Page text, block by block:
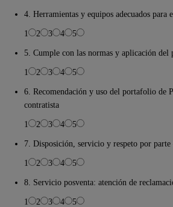
4. Herramientas y equipos adecuados para
1
2 3 4
5
5. Cumple con las normas y aplicación del
1
2 3 4
5
6. Recomendación y uso del portafolio de
contratista
1
2 3 4
5
7. Disposición, servicio y respeto por parte
1
2 3 4
5
8. Servicio posventa: atención de
1
2 3 4 5